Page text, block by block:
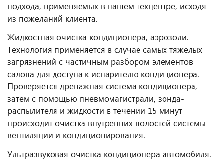
подхода, применяемых в нашем техцентре, исходя
из пожеланий клиента.
Жидкостная очистка кондиционера, аэрозоли.
Технология применяется в случае самых тяжелых
загрязнений с частичным разбором элементов
салона для доступа к испарителю кондиционера.
Проверяется дренажная система кондиционера,
затем с помощью пневмомагистрали, зонда-
распылителя и жидкости в течении 15 минут
происходит очистка внутренних полостей системы
вентиляции и кондиционирования.
Ультразвуковая очистка кондиционера автомобиля.